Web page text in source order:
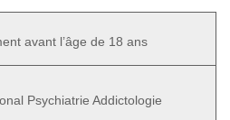
avant l’âge de 18 ans
Psychiatrie Addictologie